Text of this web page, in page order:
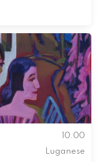
10.00
Luganese